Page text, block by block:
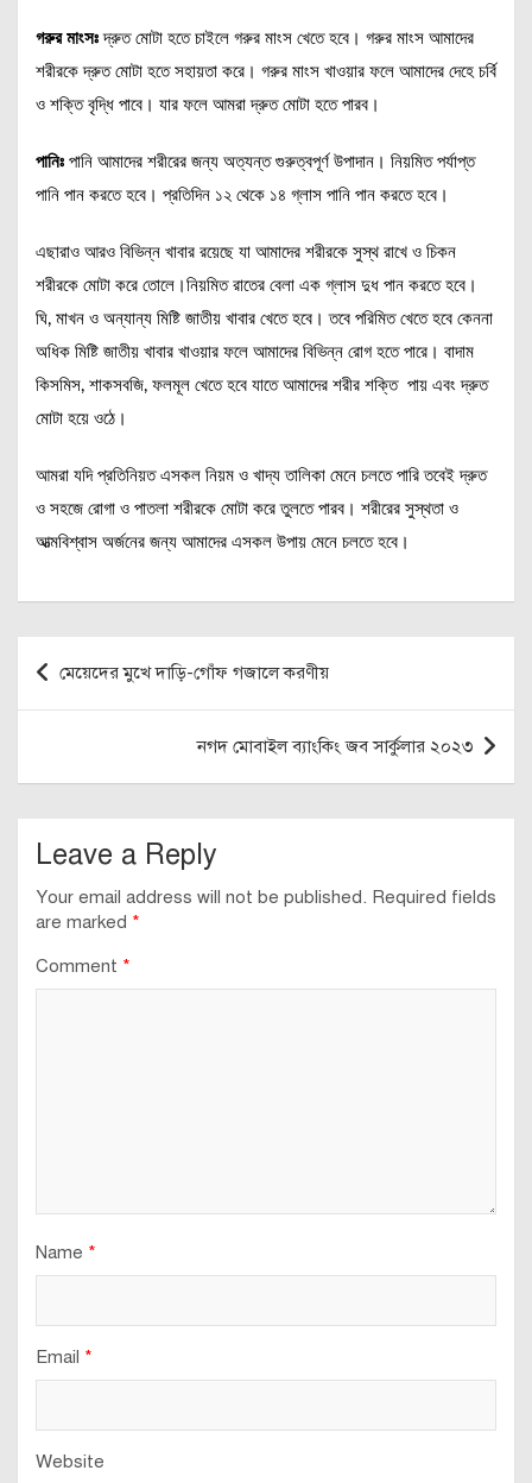
গরুর মাংসঃদ্রুত মোটা হতে চাইলে গরুর মাংস খেতে হবে। গরুর মাংস আমাদের
শরীরকে দ্রুত মোটা হতে সহায়তা করে। গরুর মাংস খাওয়ার ফলে আমাদের দেহে চর্বি
ও শক্তি বৃদ্ধি পাবে। যার ফলে আমরা দ্রুত মোটা হতে পারব।
পানিঃ পানি আমাদের শরীরের জন্য অত্যন্ত গুরুত্বপূর্ণ উপাদান। নিয়মিত পর্যাপ্ত
পানি পান করতে হবে। প্রতিদিন ১২ থেকে ১৪ গ্লাস পানি পান করতে হবে।
এছারাও আরও বিভিন্ন খাবার রয়েছে যা আমাদের শরীরকে সুস্থ রাখে ও চিকন
শরীরকে মোটা করে তোলে।নিয়মিত রাতের বেলা এক গ্লাস দুধ পান করতে হবে।
ঘি, মাখন ও অন্যান্য মিষ্টি জাতীয় খাবার খেতে হবে। তবে পরিমিত খেতে হবে কেননা
অধিক মিষ্টি জাতীয় খাবার খাওয়ার ফলে আমাদের বিভিন্ন রোগ হতে পারে। বাদাম
কিসমিস, শাকসবজি, ফলমূল খেতে হবে যাতে আমাদের শরীর শক্তি পায় এবং দ্রুত
মোটা হয়ে ওঠে।
আমরা যদি প্রতিনিয়ত এসকল নিয়ম ও খাদ্য তালিকা মেনে চলতে পারি তবেই দ্রুত
ও সহজে রোগা ও পাতলা শরীরকে মোটা করে তুলতে পারব। শরীরের সুস্থতা ও
আত্মবিশ্বাস অর্জনের জন্য আমাদের এসকল উপায় মেনে চলতে হবে।
Post
navigation
মেয়েদের মুখে দাড়ি-গোঁফ গজালে করণীয়
নগদ মোবাইল ব্যাংকিং জব সার্কুলার ২০২৩
Leave a Reply
Your email address will not be published. Required fields
are marked *
Comment *
Name *
Email *
Website